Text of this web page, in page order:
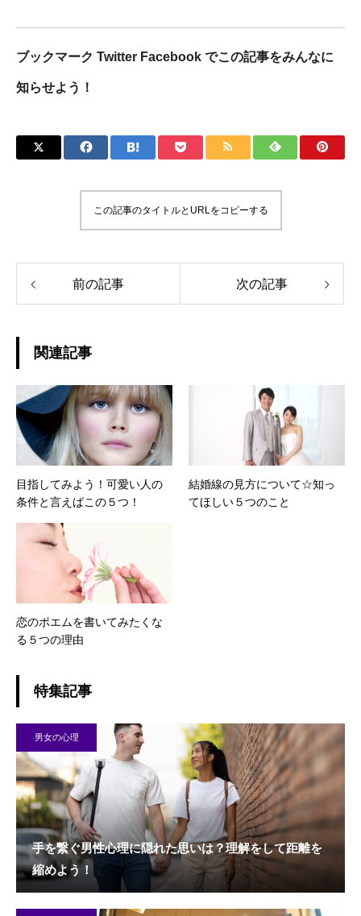
ブックマーク Twitter Facebook でこの記事をみんなに
知らせよう！
この記事のタイトルとURLをコピーする
前の記事 次の記事
関連記事
目指してみよう！可愛い人の
条件と言えばこの５つ！
結婚線の見方について☆知っ
てほしい５つのこと
恋のポエムを書いてみたくな
る５つの理由
特集記事
男女の心理
手を繋ぐ男性心理に隠れた思いは？理解をして距離を
縮めよう！